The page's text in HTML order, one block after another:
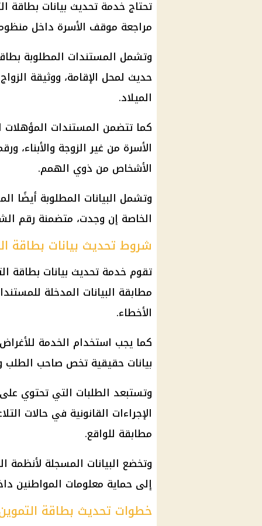
تحتاج خدمة تحديث بيانات بطاقة
مراجعة موقف الأسرة داخل
وتشمل المستندات المطلوبة
حديث لمحل الإقامة، ووثيقة
الميلاد.
كما تتضمن المستندات المؤهلات
الأسرة من غير الزوجة والأبناء،
الأشخاص من ذوي الهمم.
وتشمل البيانات المطلوبة أيضًا
الخاصة إن وجدت، متضمنة رقم
شروط تحديث بيانات بطاقة
تقوم خدمة تحديث بيانات بطاقة
مطابقة البيانات المدخلة
الأخطاء.
كما يجب استخدام الخدمة
بيانات حقيقية تخص صاحب الطلب
وتستبعد الطلبات التي تحتوي
الإجراءات القانونية في حالات
مطابقة للواقع.
وتخضع البيانات المسجلة لأنظمة
إلى حماية معلومات المواطنين
خطوات تحديث بطاقة التموين